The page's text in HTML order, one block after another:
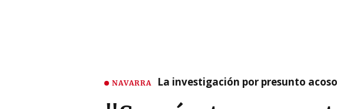
NAVARRA La investigación por presunto